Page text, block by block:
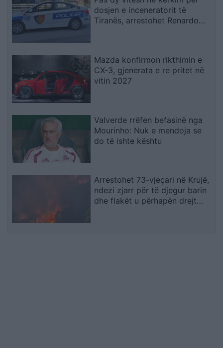
dosjen e inceneratorit të
Tiranës, arrestohet Renardo
Mazda konfirmon rikthimin e
CX-3, gjenerata e re pritet në
vitin 2027
Valverde rrëfen befasinë nga
Mourinho: Nuk e mendoja se
do të ishte kështu
Arrestohet 73-vjeçari në Krujë,
ndezi zjarr për të djegur barin
dhe flakët u përhapën drejt